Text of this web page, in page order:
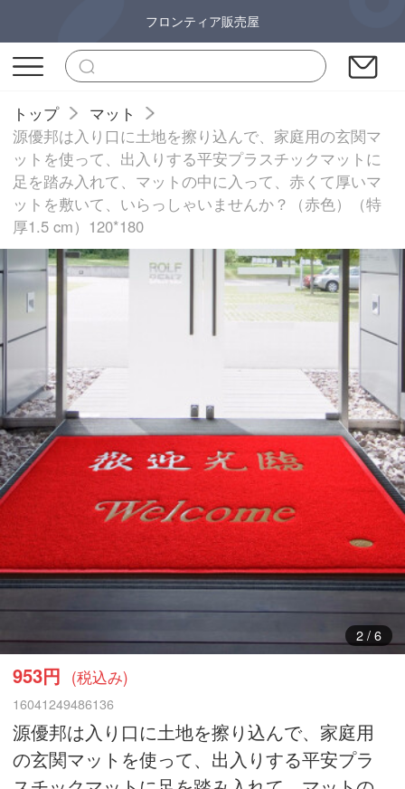
フロンティア販売屋
トップ
マット
源優邦は入り口に土地を擦り込んで、家庭用の玄関マ
ットを使って、出入りする平安プラスチックマットに
足を踏み入れて、マットの中に入って、赤くて厚いマ
ットを敷いて、いらっしゃいませんか？（赤色）（特
厚1.5 cm）120*180
3/ 6
953円 (税込み)
16041249486136
源優邦は入り口に土地を擦り込んで、家庭用
の玄関マットを使って、出入りする平安プラ